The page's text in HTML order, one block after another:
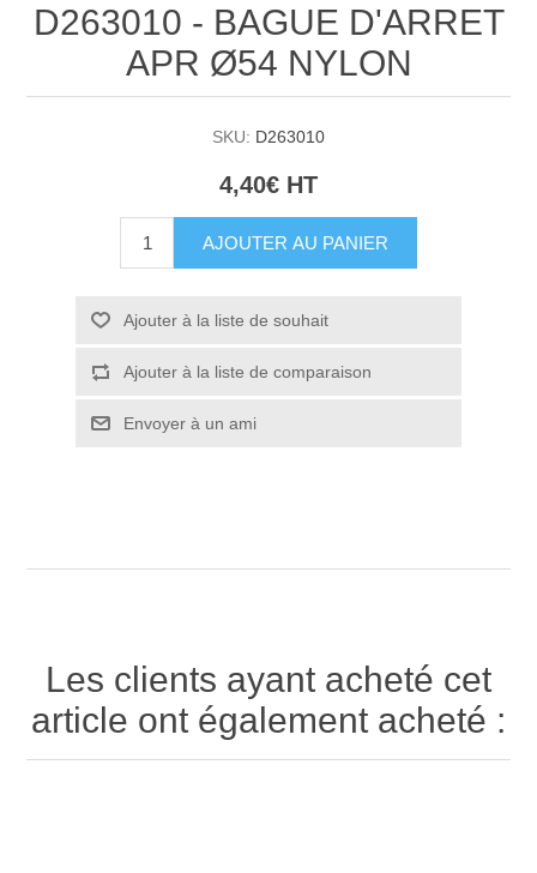
D263010 - BAGUE D'ARRET
APR Ø54 NYLON
SKU: D263010
4,40€ HT
AJOUTER AU PANIER
Ajouter à la liste de souhait
Ajouter à la liste de comparaison
Envoyer à un ami
Les clients ayant acheté cet
article ont également acheté :